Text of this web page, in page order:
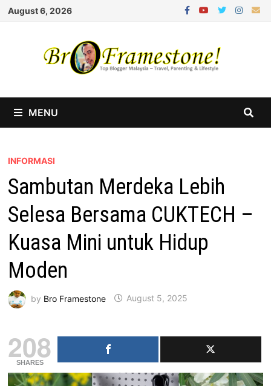
Skip
August 6, 2026
MENU
INFORMASI
Sambutan Merdeka Lebih
Selesa Bersama CUKTECH –
Kuasa Mini untuk Hidup
Moden
by Bro Framestone August 5, 2025
208
SHARES